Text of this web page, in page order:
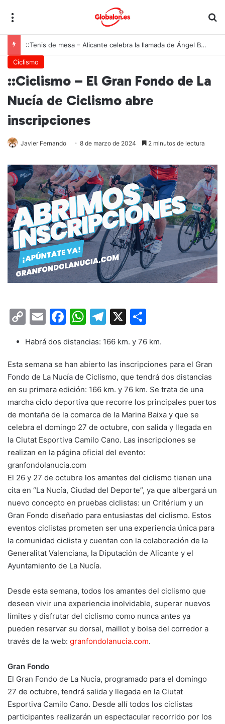
::Tenis de mesa – Alicante celebra la llamada de Ángel Buendía a la selección española
Ciclismo
::Ciclismo – El Gran Fondo de La
Nucía de Ciclismo abre
inscripciones
Javier Fernando 8 de marzo de 2024 2 minutos de lectura
C
p
y
Li
n
k
E
ai
l
F
c
e
b
o
o
k
W
at
s
A
p
p
T
e
gr
a
m
X
m
p
ar
tir
Habrá dos distancias: 166 km. y 76 km.
Esta semana se han abierto las inscripciones para el Gran
Fondo de La Nucía de Ciclismo, que tendrá dos distancias
en su primera edición: 166 km. y 76 km. Se trata de una
marcha ciclo deportiva que recorre los principales puertos
de montaña de la comarca de la Marina Baixa y que se
celebra el domingo 27 de octubre, con salida y llegada en
la Ciutat Esportiva Camilo Cano. Las inscripciones se
realizan en la página oficial del evento:
granfondolanucia.com
El 26 y 27 de octubre los amantes del ciclismo tienen una
cita en “La Nucía, Ciudad del Deporte”, ya que albergará un
nuevo concepto en pruebas ciclistas: un Critérium y un
Gran Fondo diseñado para entusiastas del ciclismo. Estos
eventos ciclistas prometen ser una experiencia única para
la comunidad ciclista y cuentan con la colaboración de la
Generalitat Valenciana, la Diputación de Alicante y el
Ayuntamiento de La Nucía.
Desde esta semana, todos los amantes del ciclismo que
deseen vivir una experiencia inolvidable, superar nuevos
límites y disfrutar del ciclismo como nunca antes ya
pueden reservar su dorsal, maillot y bolsa del corredor a
través de la web: granfondolanucia.com.
Gran Fondo
El Gran Fondo de La Nucía, programado para el domingo
27 de octubre, tendrá salida y llegada en la Ciutat
Esportiva Camilo Cano. Desde allí todos los ciclistas
participantes realizarán un espectacular recorrido por los